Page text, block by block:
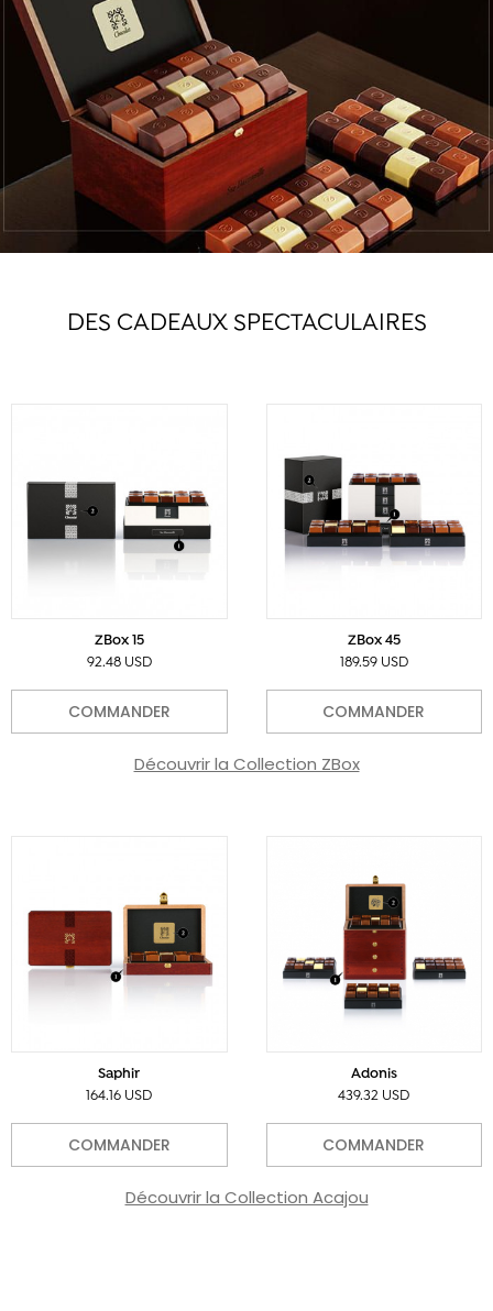
DES CADEAUX SPECTACULAIRES
ZBox 15
92.48 USD
COMMANDER
ZBox 45
189.59 USD
COMMANDER
Découvrir la Collection ZBox
Saphir
164.16 USD
COMMANDER
Adonis
439.32 USD
COMMANDER
Découvrir la Collection Acajou